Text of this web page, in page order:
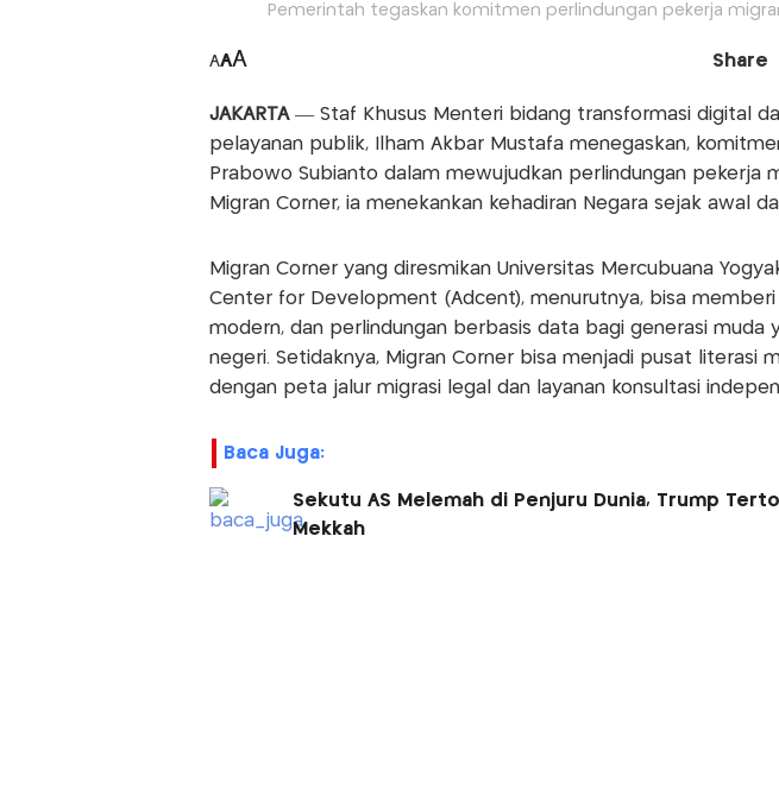
Pemerintah tegaskan komitmen perlindungan pekerja
AAA Share
JAKARTA— Staf Khusus Menteri bidang transformasi digital
pelayanan publik, Ilham Akbar Mustafa menegaskan,
Prabowo Subianto dalam mewujudkan perlindungan pekerja
Migran Corner, ia menekankan kehadiran Negara sejak awal
Migran Corner yang diresmikan Universitas Mercubuana
Center for Development (Adcent), menurutnya, bisa memberi
modern, dan perlindungan berbasis data bagi generasi muda
negeri. Setidaknya, Migran Corner bisa menjadi pusat literasi
dengan peta jalur migrasi legal dan layanan konsultasi
Baca Juga:
Sekutu AS Melemah di Penjuru Dunia, Trump
Mekkah